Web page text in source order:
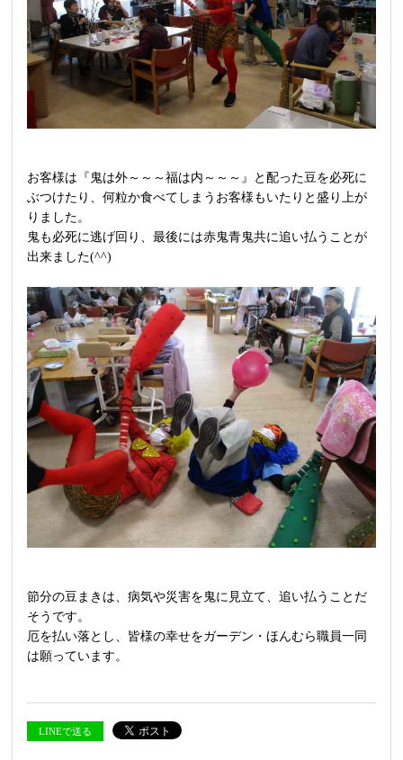
お客様は『鬼は外～～～福は内～～～』と配った豆を必死に
ぶつけたり、何粒か食べてしまうお客様もいたりと盛り上が
りました。
鬼も必死に逃げ回り、最後には赤鬼青鬼共に追い払うことが
出来ました(^^)
節分の豆まきは、病気や災害を鬼に見立て、追い払うことだ
そうです。
厄を払い落とし、皆様の幸せをガーデン・ほんむら職員一同
は願っています。
LINEで送る